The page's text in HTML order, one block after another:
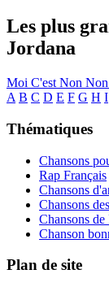
Les plus
Jordana
Moi C'est Non
A B C D E F G H I
Thématiques
Chansons
Rap Français
Chansons
Chansons
Chansons
Chanson
Plan de site